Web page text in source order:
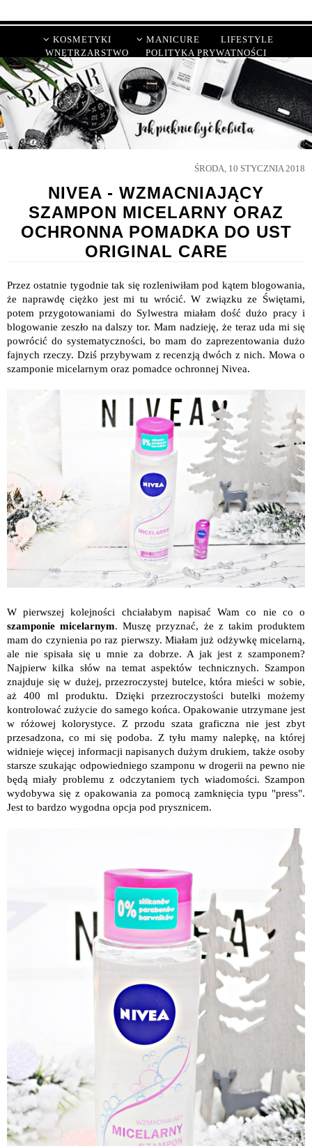
KOSMETYKI MANICURE
LIFESTYLE
WNĘTRZARSTWO
POLITYKA PRYWATNOŚCI
ŚRODA, 10 STYCZNIA 2018
NIVEA - WZMACNIAJĄCY
SZAMPON MICELARNY ORAZ
OCHRONNA POMADKA DO UST
ORIGINAL CARE
Przez ostatnie tygodnie tak się rozleniwiłam pod kątem blogowania,
że naprawdę ciężko jest mi tu wrócić. W związku ze Świętami,
potem przygotowaniami do Sylwestra miałam dość dużo pracy i
blogowanie zeszło na dalszy tor. Mam nadzieję, że teraz uda mi się
powrócić do systematyczności, bo mam do zaprezentowania dużo
fajnych rzeczy. Dziś przybywam z recenzją dwóch z nich. Mowa o
szamponie micelarnym oraz pomadce ochronnej Nivea.
W pierwszej kolejności chciałabym napisać Wam co nie co o
szamponie micelarnym. Muszę przyznać, że z takim produktem
mam do czynienia po raz pierwszy. Miałam już odżywkę micelarną,
ale nie spisała się u mnie za dobrze. A jak jest z szamponem?
Najpierw kilka słów na temat aspektów technicznych. Szampon
znajduje się w dużej, przezroczystej butelce, która mieści w sobie,
aż 400 ml produktu. Dzięki przezroczystości butelki możemy
kontrolować zużycie do samego końca. Opakowanie utrzymane jest
w różowej kolorystyce. Z przodu szata graficzna nie jest zbyt
przesadzona, co mi się podoba. Z tyłu mamy nalepkę, na której
widnieje więcej informacji napisanych dużym drukiem, także osoby
starsze szukając odpowiedniego szamponu w drogerii na pewno nie
będą miały problemu z odczytaniem tych wiadomości. Szampon
wydobywa się z opakowania za pomocą zamknięcia typu "press".
Jest to bardzo wygodna opcja pod prysznicem.